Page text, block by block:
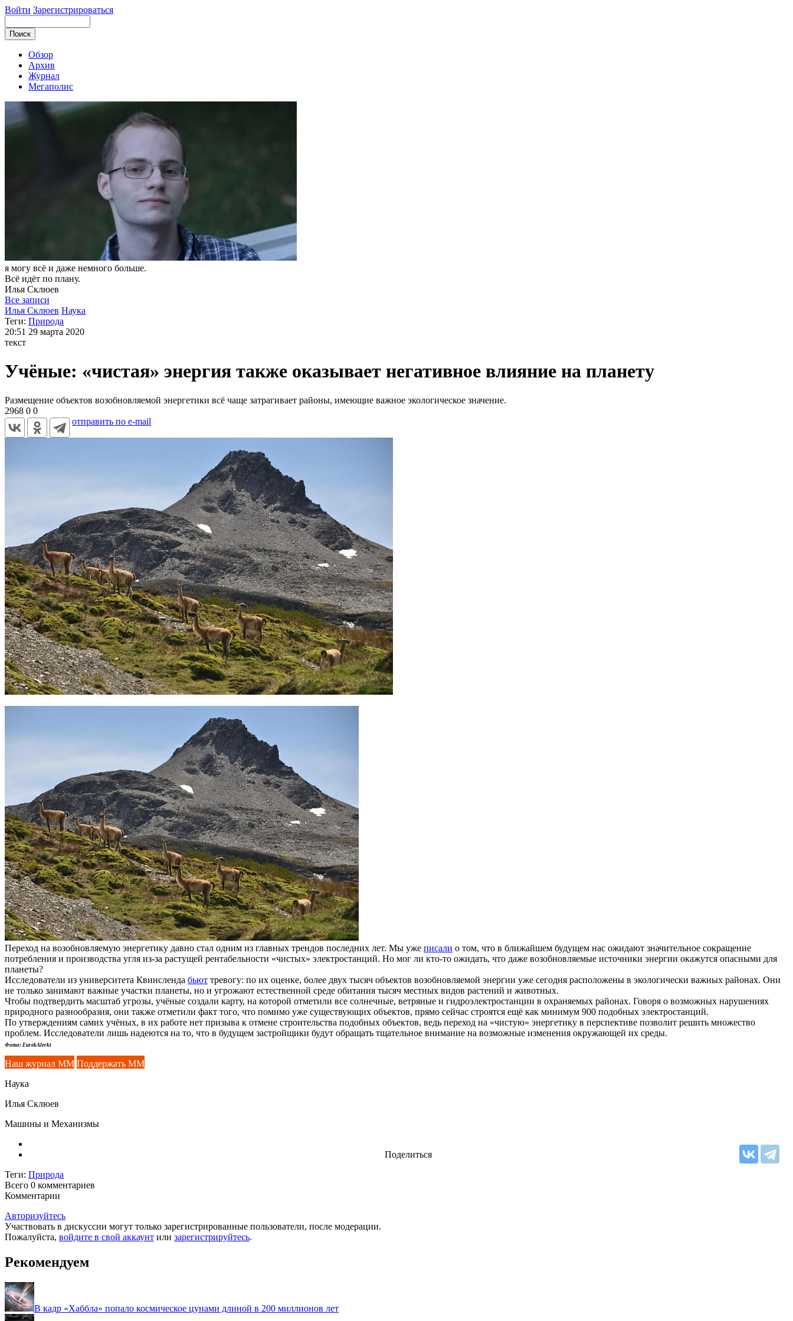
Войти Зарегистрироваться
Обзор
Архив
Журнал
Мегаполис
я могу всё и даже немного больше.
Всё идёт по плану.
Илья Склюев
Все записи
Илья Склюев Наука
Теги: Природа
20:51 29 марта 2020
текст
Учёные: «чистая» энергия также оказывает негативное влияние на планету
Размещение объектов возобновляемой энергетики всё чаще затрагивает районы, имеющие важное экологическое значение.
2968 0 0
отправить по e-mail
Переход на возобновляемую энергетику давно стал одним из главных трендов последних лет. Мы уже писали о том, что в ближайшем будущем нас ожидают значительное сокращение
потребления и производства угля из-за растущей рентабельности «чистых» электростанций. Но мог ли кто-то ожидать, что даже возобновляемые источники энергии окажутся опасными для
планеты?
Исследователи из университета Квинсленда бьют тревогу: по их оценке, более двух тысяч объектов возобновляемой энергии уже сегодня расположены в экологически важных районах. Они
не только занимают важные участки планеты, но и угрожают естественной среде обитания тысяч местных видов растений и животных.
Чтобы подтвердить масштаб угрозы, учёные создали карту, на которой отметили все солнечные, ветряные и гидроэлектростанции в охраняемых районах. Говоря о возможных нарушениях
природного разнообразия, они также отметили факт того, что помимо уже существующих объектов, прямо сейчас строятся ещё как минимум 900 подобных электростанций.
По утверждениям самих учёных, в их работе нет призыва к отмене строительства подобных объектов, ведь переход на «чистую» энергетику в перспективе позволит решить множество
проблем. Исследователи лишь надеются на то, что в будущем застройщики будут обращать тщательное внимание на возможные изменения окружающей их среды.
Фото: EurekAlerkt
Наш журнал ММ Поддержать ММ
Наука
Илья Склюев
Машины и Механизмы
Поделиться
Теги: Природа
Всего 0 комментариев
Комментарии
Авторизуйтесь
Участвовать в дискуссии могут только зарегистрированные пользователи, после модерации.
Пожалуйста, войдите в свой аккаунт или зарегистрируйтесь.
Рекомендуем
В кадр «Хаббла» попало космическое цунами длиной в 200 миллионов лет